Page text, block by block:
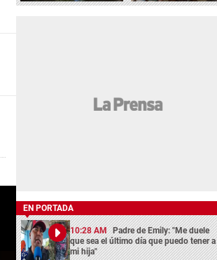
EN PORTADA
10:28 AM Padre de Emily: "Me duele
que sea el último día que puedo tener a
mi hija"